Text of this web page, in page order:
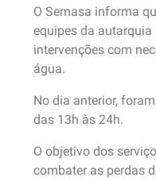
O Semasa informa
equipes da
intervenções com
água.
No dia anterior,
das 13h às 24h.
O objetivo dos
combater as perdas